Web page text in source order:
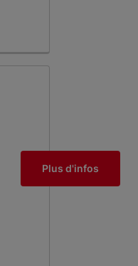
Plus d'infos